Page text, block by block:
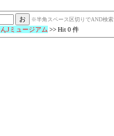
※半角スペース区切りでAND検索
Jミュージアム >> Hit 0 件